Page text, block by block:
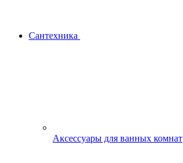
Сантехника
Аксессуары для ванных комнат